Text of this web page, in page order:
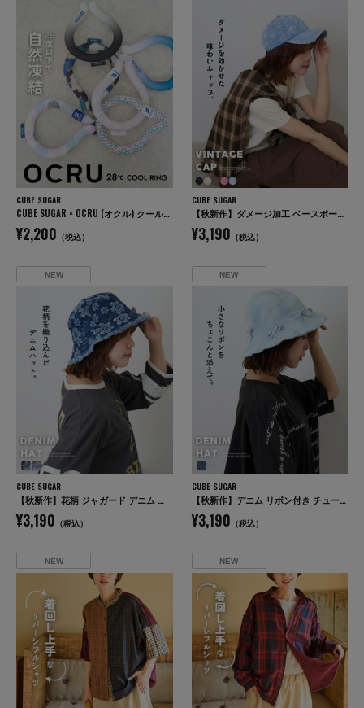
CUBE SUGAR
CUBE SUGAR × OCRU (オクル) クールリング
¥2,200 （税込）
CUBE SUGAR
【秋新作】ダメージ加工 ベースボール キャップ
¥3,190 （税込）
NEW
CUBE SUGAR
【秋新作】花柄 ジャガード デニム ハット
¥3,190 （税込）
NEW
CUBE SUGAR
【秋新作】デニム リボン付き チューリップハット
¥3,190 （税込）
NEW NEW